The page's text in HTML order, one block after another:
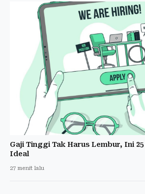
Gaji Tinggi Tak Harus Lembur, Ini
Ideal
27 menit lalu